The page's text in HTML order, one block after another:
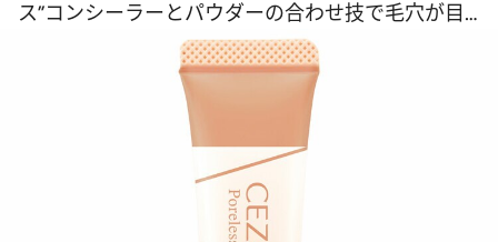
ス”コンシーラーとパウダーの合わせ技で毛穴が目
立たないサラサラ肌に！《鼻の頭の陥没毛穴もケ